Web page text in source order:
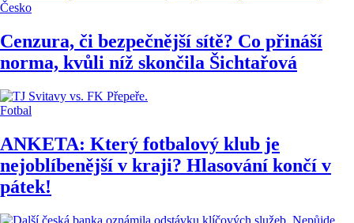
Česko
Cenzura, či bezpečnější sítě? Co přináší
norma, kvůli níž skončila Šichtařová
Fotbal
ANKETA: Který fotbalový klub je
nejoblíbenější v kraji? Hlasování končí v
pátek!